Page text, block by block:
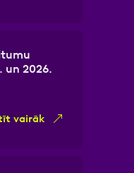
un 2026.
vairāk